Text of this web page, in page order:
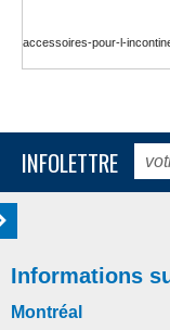
accessoires-pour-l-
INFOLETTRE
Informations
Montréal